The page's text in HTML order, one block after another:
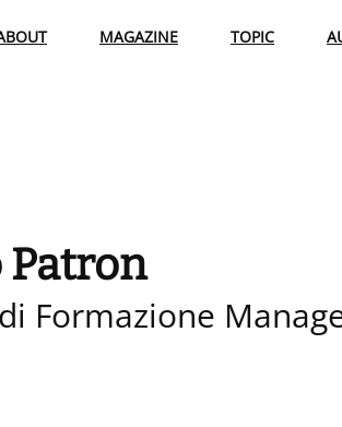
MAGAZINE TOPIC
Formazione